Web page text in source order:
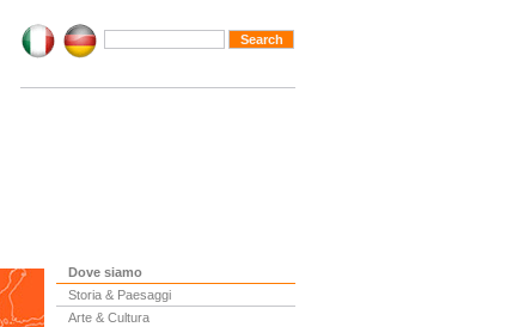
Dove siamo
Storia & Paesaggi
Arte & Cultura